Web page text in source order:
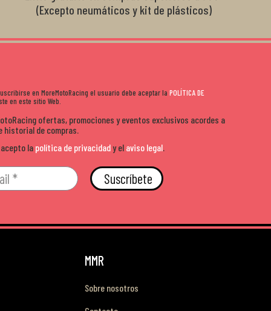
(Excepto neumáticos y kit de plásticos)
en MoreMotoRacing el usuario debe aceptar la POLÍTICA DE
en este sitio Web.
ofertas, promociones y eventos exclusivos acordes a
historial de compras.
la política de privacidady el aviso legal.
Suscríbete
MMR
Sobre nosotros